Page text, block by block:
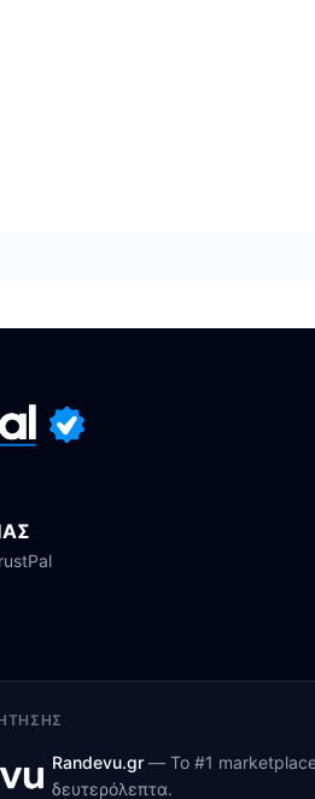
Randevu.gr — Το #1
δευτερόλεπτα.